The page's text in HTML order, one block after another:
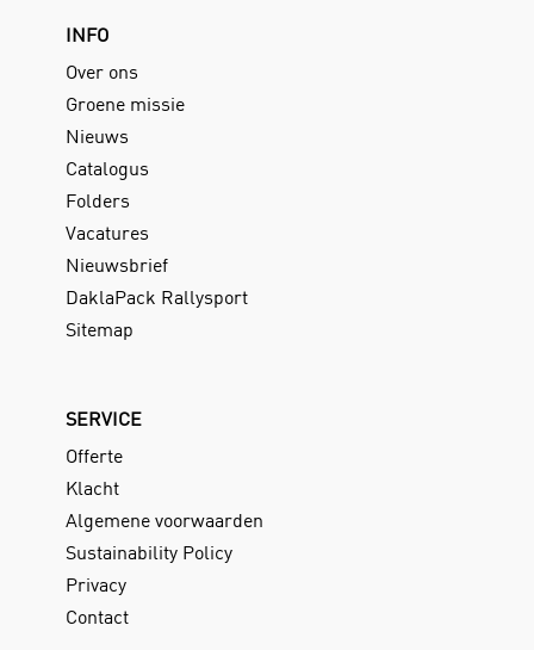
INFO
Over ons
Groene missie
Nieuws
Catalogus
Folders
Vacatures
Nieuwsbrief
DaklaPack Rallysport
Sitemap
SERVICE
Offerte
Klacht
Algemene voorwaarden
Sustainability Policy
Privacy
Contact